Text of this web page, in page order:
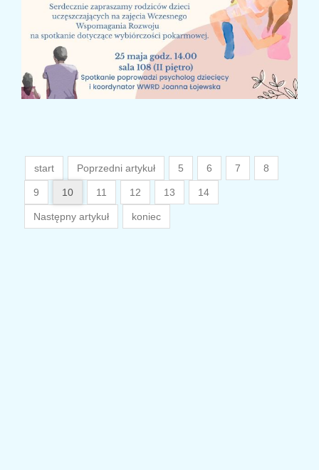
start Poprzedni artykuł 5 6 7 8
9 10 11 12 13 14
Następny artykuł koniec